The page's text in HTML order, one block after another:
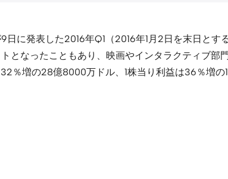
に発表した2016年Q1（2016年1月2日を末日と
となったこともあり、映画やインタラクティブ
％増の28億8000万ドル、1株当り利益は36％増の